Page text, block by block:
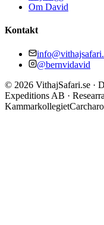
Om David
Kontakt
@bernvidavid
© 2026 VithajSafari.se ·
Expeditions AB ·
Kammarkollegiet